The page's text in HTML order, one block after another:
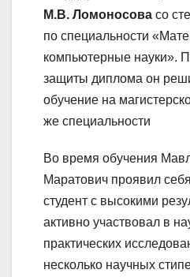
М.В. Ломоносова со
по специальности
компьютерные науки».
защиты диплома он
обучение на
же специальности
Во время обучения
Маратович проявил
студент с высокими
активно участвовал в
практических
несколько научных